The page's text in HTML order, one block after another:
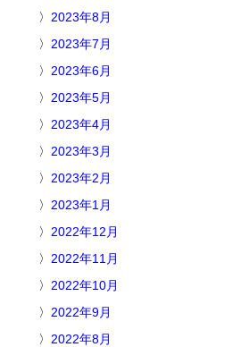
2023年8月
2023年7月
2023年6月
2023年5月
2023年4月
2023年3月
2023年2月
2023年1月
2022年12月
2022年11月
2022年10月
2022年9月
2022年8月